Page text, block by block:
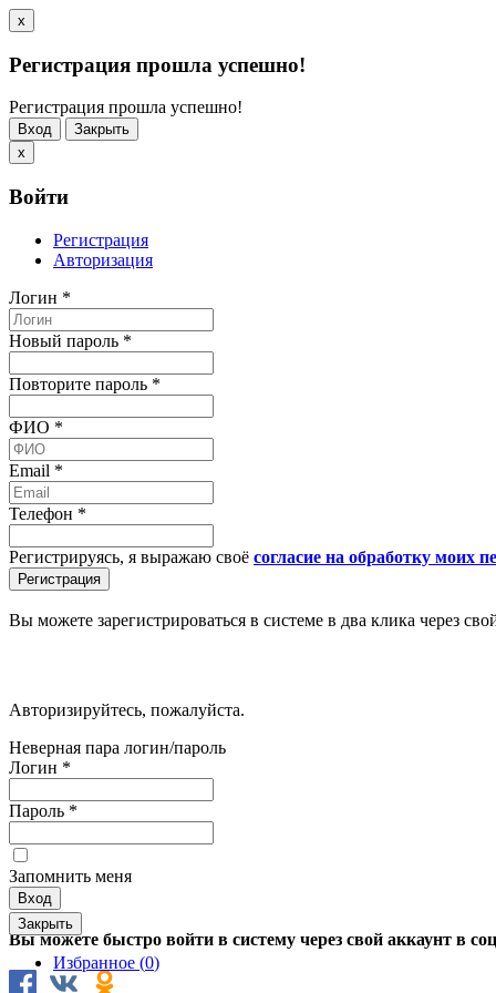
x
Регистрация прошла успешно!
Регистрация прошла успешно!
Вход
Закрыть
x
Войти
Регистрация
Авторизация
Логин *
Новый пароль *
Повторите пароль *
ФИО *
Email *
Телефон *
Регистрируясь, я выражаю своё согласие на обработку моих
Вы можете зарегистрироваться в системе в два клика через
Авторизируйтесь, пожалуйста.
Неверная пара логин/пароль
Логин *
Пароль *
Запомнить меня
Вы можете быстро войти в систему через свой аккаунт в
Закрыть
Избранное (0)